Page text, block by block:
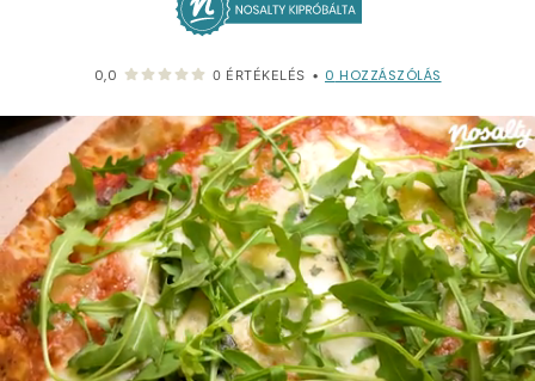
0,0 0 ÉRTÉKELÉS • 0 HOZZÁSZÓLÁS